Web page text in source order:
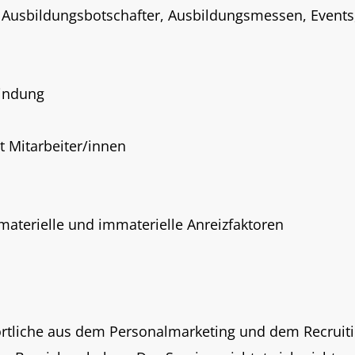
Ausbildungsmessen,
Mitarbeiter/innen
und immaterielle Anreizfaktoren
aus dem Personalmarketing und dem